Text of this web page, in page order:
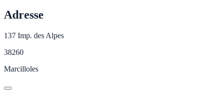
Adresse
137 Imp. des Alpes
38260
Marcilloles